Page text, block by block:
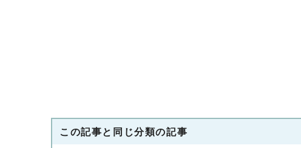
この記事と同じ分類の記事